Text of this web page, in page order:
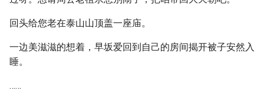
回头给您老在泰山山顶盖一座庙。
一边美滋滋的想着，早坂爱回到自己的房间揭开被子安然入
睡。
……